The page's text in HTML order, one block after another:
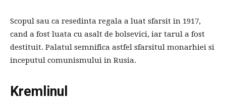
Scopul sau ca resedinta regala a luat sfarsit in 1917,
cand a fost luata cu asalt de bolsevici, iar tarul a fost
destituit. Palatul semnifica astfel sfarsitul monarhiei si
inceputul comunismului in Rusia.
Kremlinul